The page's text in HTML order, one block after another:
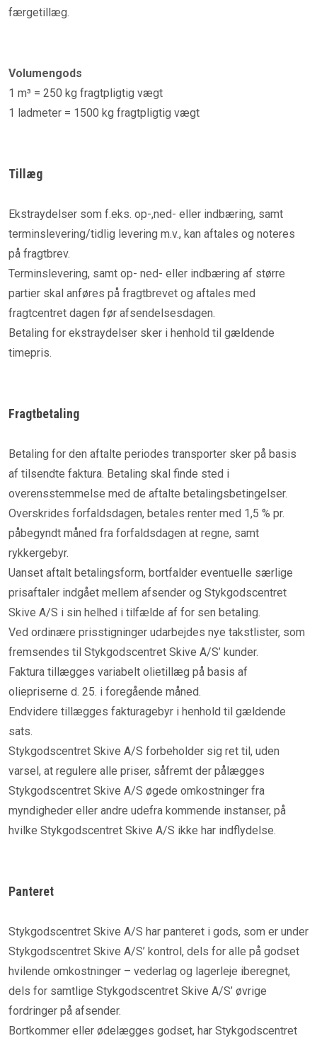
færgetillæg.
Volumengods
1 m³ = 250 kg fragtpligtig vægt
1 ladmeter = 1500 kg fragtpligtig vægt
Tillæg
Ekstraydelser som f.eks. op-,ned- eller indbæring, samt
terminslevering/tidlig levering m.v., kan aftales og noteres
på fragtbrev.
Terminslevering, samt op- ned- eller indbæring af større
partier skal anføres på fragtbrevet og aftales med
fragtcentret dagen før afsendelsesdagen.
Betaling for ekstraydelser sker i henhold til gældende
timepris.
Fragtbetaling
Betaling for den aftalte periodes transporter sker på basis
af tilsendte faktura. Betaling skal finde sted i
overensstemmelse med de aftalte betalingsbetingelser.
Overskrides forfaldsdagen, betales renter med 1,5 % pr.
påbegyndt måned fra forfaldsdagen at regne, samt
rykkergebyr.
Uanset aftalt betalingsform, bortfalder eventuelle særlige
prisaftaler indgået mellem afsender og Stykgodscentret
Skive A/S i sin helhed i tilfælde af for sen betaling.
Ved ordinære prisstigninger udarbejdes nye takstlister, som
fremsendes til Stykgodscentret Skive A/S’ kunder.
Faktura tillægges variabelt olietillæg på basis af
oliepriserne d. 25. i foregående måned.
Endvidere tillægges fakturagebyr i henhold til gældende
sats.
Stykgodscentret Skive A/S forbeholder sig ret til, uden
varsel, at regulere alle priser, såfremt der pålægges
Stykgodscentret Skive A/S øgede omkostninger fra
myndigheder eller andre udefra kommende instanser, på
hvilke Stykgodscentret Skive A/S ikke har indflydelse.
Panteret
Stykgodscentret Skive A/S har panteret i gods, som er under
Stykgodscentret Skive A/S’ kontrol, dels for alle på godset
hvilende omkostninger – vederlag og lagerleje iberegnet,
dels for samtlige Stykgodscentret Skive A/S’ øvrige
fordringer på afsender.
Bortkommer eller ødelægges godset, har Stykgodscentret